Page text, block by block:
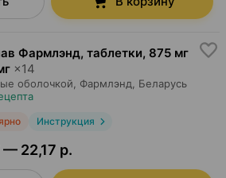
Фармлэнд, таблетки, 875 мг
×14
оболочкой, Фармлэнд , Беларусь
Инструкция
— 22,17 р.